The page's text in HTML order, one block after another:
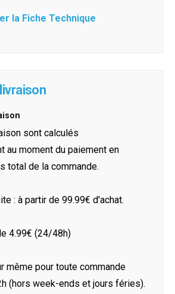
la Fiche Technique
sont calculés
au moment du paiement en
total de la commande.
: à partir de 99.99€ d'achat.
4.99€ (24/48h)
même pour toute commande
(hors week-ends et jours féries).